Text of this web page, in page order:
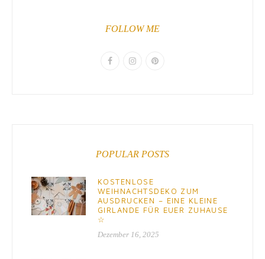
FOLLOW ME
POPULAR POSTS
KOSTENLOSE
WEIHNACHTSDEKO ZUM
AUSDRUCKEN – EINE KLEINE
GIRLANDE FÜR EUER ZUHAUSE
☆
Dezember 16, 2025